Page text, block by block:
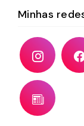
Minhas